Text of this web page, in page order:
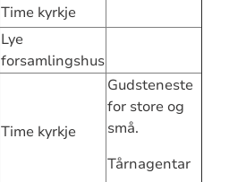
Time kyrkje
Lye
forsamlingshus
Time kyrkje
Gudsteneste
for store og
små.
Tårnagentar